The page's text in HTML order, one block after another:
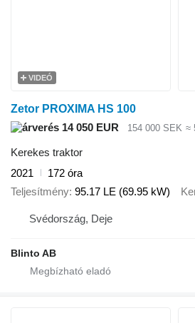
VIDEÓ
Zetor PROXIMA HS 100
14 050 EUR
154 000 SEK ≈
Kerekes traktor
2021
172 óra
Teljesítmény 95.17 LE (69.95 kW)
Svédország, Deje
Blinto AB